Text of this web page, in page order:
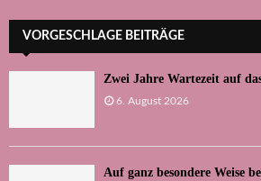
VORGESCHLAGE BEITRÄGE
Zwei Jahre Wartezeit auf
6. August 2026
Auf ganz besondere Weise